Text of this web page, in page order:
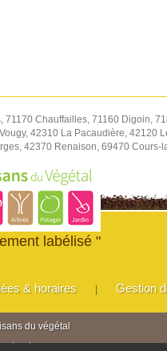
Chauffailles, 71160 Digoin,
42310 La Pacaudière, 42120
42370 Renaison, 69470 Cours-
labélisé "
& horaires Gestion
du végétal